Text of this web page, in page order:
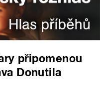
připomenou
Donutila